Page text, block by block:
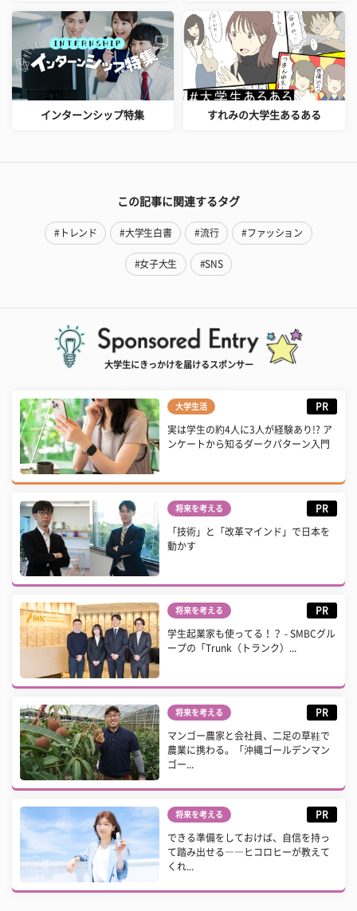
インターンシップ特集 すれみの大学生あるある
この記事に関連するタグ
#トレンド #大学生白書 #流行 #ファッション
#女子大生 #SNS
大学生にきっかけを届けるスポンサー
大学生活 PR
実は学生の約4人に3人が経験あり!? ア
ンケートから知るダークパターン入門
将来を考える PR
「技術」と「改革マインド」で日本を
動かす
将来を考える PR
学生起業家も使ってる！？ - SMBCグル
ープの「Trunk（トランク）...
将来を考える PR
マンゴー農家と会社員、二足の草鞋で
農業に携わる。「沖縄ゴールデンマン
ゴー...
将来を考える PR
できる準備をしておけば、自信を持っ
て踏み出せる――ヒコロヒーが教えて
くれ...